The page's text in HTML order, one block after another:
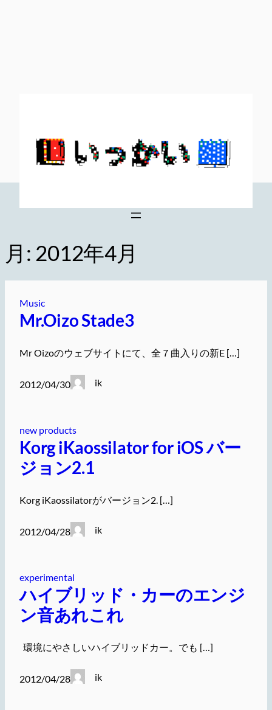
月: 2012年4月
Music
Mr.Oizo Stade3
Mr Oizoのウェブサイトにて、全７曲入りの新E […]
2012/04/30 ik
new products
Korg iKaossilator for iOS バー
ジョン2.1
Korg iKaossilatorがバージョン2. […]
2012/04/28 ik
experimental
ハイブリッド・カーのエンジ
ン音あれこれ
環境にやさしいハイブリッドカー。でも […]
2012/04/28 ik